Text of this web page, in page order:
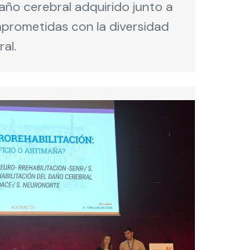
cerebral adquirido junto a
con la diversidad